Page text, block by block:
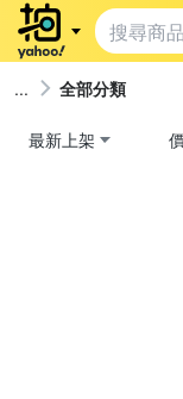
全部分類
最新上架